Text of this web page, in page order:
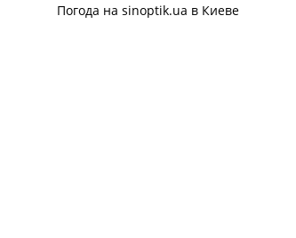
Погода наsinoptik.ua в Киеве